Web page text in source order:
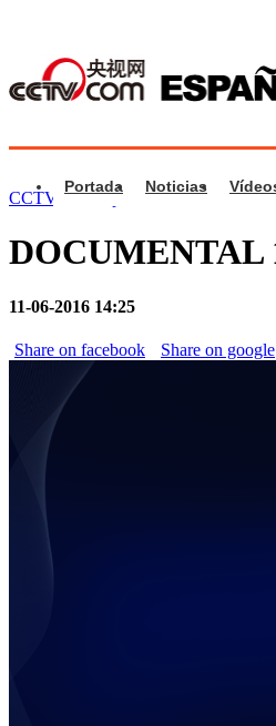
Portada Noticias
CCTV.com Español>Documental>
DOCUMENTAL
11-06-2016 14:25
Share on facebook Share on google